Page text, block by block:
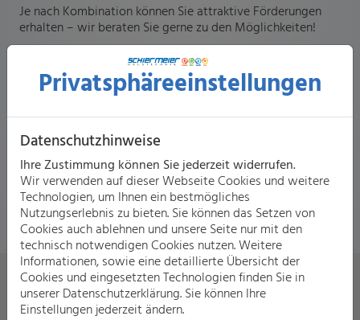
Je nach Kombination können Sie attraktive Förderungen
erhalten – wir beraten Sie gerne zu den Möglichkeiten!
Gemeinsam besprechen wir Ihre Wünsche und
Anforderungen, um basierend darauf zu prüfen, welche
Kombination aus Solarheizung und Heizungsanlage für Sie
wir zudem die Koordination anderer Gewerke und arbeiten
eng mit Partnerunternehmen und renommierten Marken
der Arbeit als auch den Produkten.
Privatsphäre­einstellungen
Datenschutzhinweise
Ihre Zustimmung können Sie jederzeit widerrufen.
Wir verwenden auf dieser Webseite Cookies und weitere
Technologien, um Ihnen ein bestmögliches
Nutzungserlebnis zu bieten. Sie können das Setzen von
Cookies auch ablehnen und unsere Seite nur mit den
technisch notwendigen Cookies nutzen. Weitere
Informationen, sowie eine detaillierte Übersicht der
Cookies und eingesetzten Technologien finden Sie in
unserer Datenschutzerklärung. Sie können Ihre
Einstellungen jederzeit ändern.